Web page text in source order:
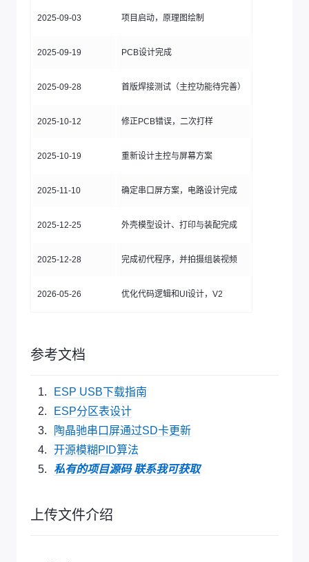
2025-09-03 项目启动，原理图绘制
2025-09-19 PCB设计完成
2025-09-28 首版焊接测试（主控功能待完善）
2025-10-12 修正PCB错误，二次打样
2025-10-19 重新设计主控与屏幕方案
2025-11-10 确定串口屏方案，电路设计完成
2025-12-25 外壳模型设计、打印与装配完成
2025-12-28 完成初代程序，并拍摄组装视频
2026-05-26 优化代码逻辑和UI设计，V2
参考文档
ESP USB下载指南
ESP分区表设计
陶晶驰串口屏通过SD卡更新
开源模糊PID算法
私有的项目源码 联系我可获取
上传文件介绍